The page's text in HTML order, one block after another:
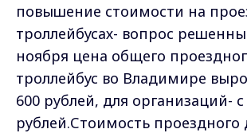
повышение стоимости на
троллейбусах- вопрос
ноября цена общего
троллейбус во Владимире
600 рублей, для организаций-
рублей.Стоимость проездного